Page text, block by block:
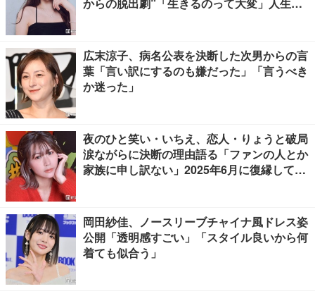
広末涼子、病名公表を決断した次男からの言
葉「言い訳にするのも嫌だった」「言うべき
か迷った」
夜のひと笑い・いちえ、恋人・りょうと破局
涙ながらに決断の理由語る「ファンの人とか
家族に申し訳ない」2025年6月に復縁してい
岡田紗佳、ノースリーブチャイナ風ドレス姿
公開「透明感すごい」「スタイル良いから何
着ても似合う」